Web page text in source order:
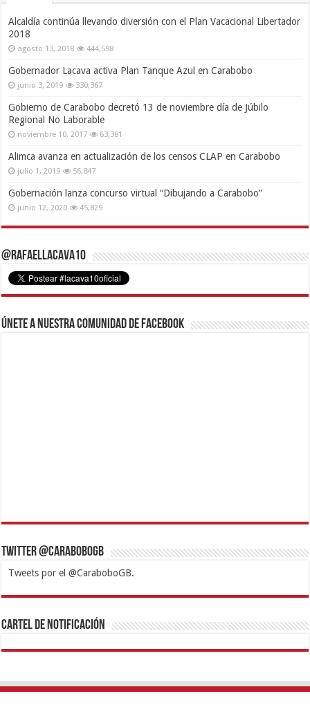
Alcaldía continúa llevando diversión con el Plan Vacacional Libertador
2018
agosto 13, 2018 444,598
Gobernador Lacava activa Plan Tanque Azul en Carabobo
junio 3, 2019 330,367
Gobierno de Carabobo decretó 13 de noviembre día de Júbilo
Regional No Laborable
noviembre 10, 2017 63,381
Alimca avanza en actualización de los censos CLAP en Carabobo
julio 1, 2019 56,847
Gobernación lanza concurso virtual “Dibujando a Carabobo”
junio 12, 2020 45,829
@RafaelLacava10
Únete a nuestra comunidad de Facebook
Twitter @CaraboboGB
Tweets por el @CaraboboGB.
1xbetBetturkeyBetistKralbetSupertotobetTipobetMatadorbetMariobet
https://mvbcasino.com/
Cartel de Notificación